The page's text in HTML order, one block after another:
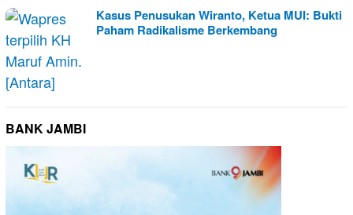
Kasus Penusukan Wiranto, Ketua MUI: Bukti
Paham Radikalisme Berkembang
BANK JAMBI